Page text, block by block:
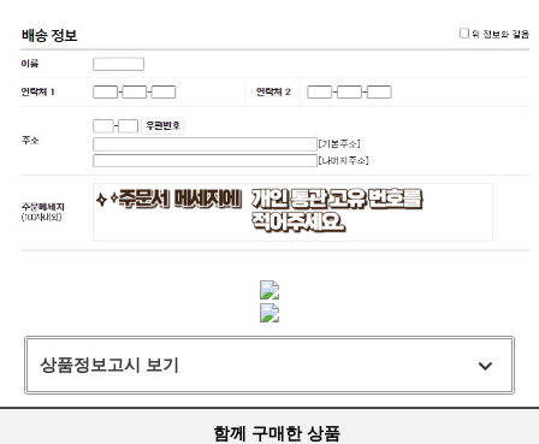
상품정보고시 보기
함께 구매한 상품